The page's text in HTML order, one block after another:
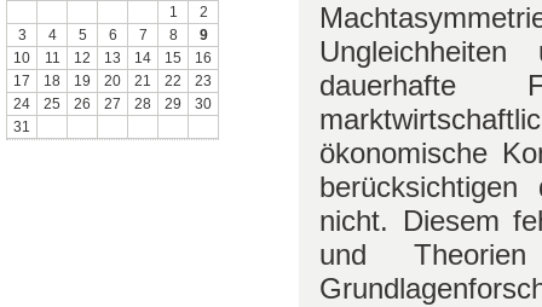
1
2
3
4 5 6 7 8
9
10
11 12 13 14 15
16
17
18 19 20 21 22
23
24
25 26 27 28 29
30
31
dauerhafte
ökonomische
nicht. Diesem
und